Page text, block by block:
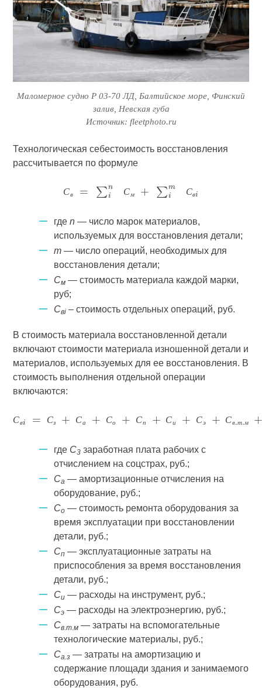
Маломерное судно Р 03-70 ЛД, Балтийское море, Финский
залив, Невская губа
Источник: fleetphoto.ru
Технологическая себестоимость восстановления
рассчитывается по формуле
С С С
гдеn — число марок материалов,
используемых для восстановления детали;
m — число операций, необходимых для
восстановления детали;
См — стоимость материала каждой марки,
руб;
Cвi – стоимость отдельных операций, руб.
В стоимость материала восстановленной детали
включают стоимости материала изношенной детали и
материалов, используемых для ее восстановления. В
стоимость выполнения отдельной операции
включаются:
С С С С С С С С
где С3 заработная плата рабочих с
отчислением на соцстрах, руб.;
Са — амортизационные отчисления на
оборудование, руб.;
Со — стоимость ремонта оборудования за
время эксплуатации при восстановлении
детали, руб.;
Сп — эксплуатационные затраты на
приспособления за время восстановления
детали, руб.;
Си — расходы на инструмент, руб.;
Сэ — расходы на электроэнергию, руб.;
Св.т.м — затраты на вспомогательные
технологические материалы, руб.;
Са.з — затраты на амортизацию и
содержание площади здания и занимаемого
оборудования, руб.